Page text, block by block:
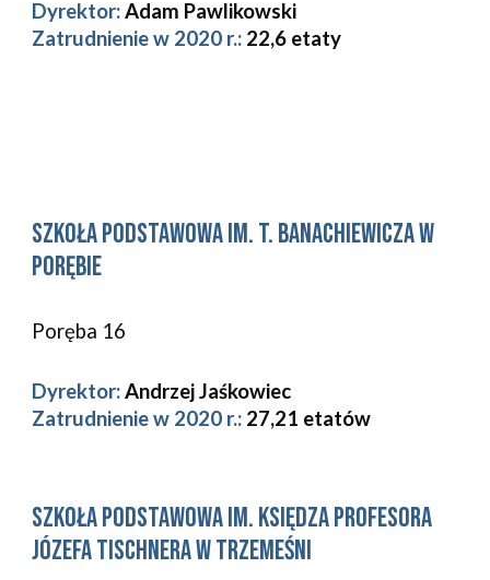
Dyrektor: Adam Pawlikowski
Zatrudnienie w 2020 r.: 22,6 etaty
Szkoła Podstawowa im. T. Banachiewicza w
Porębie
Poręba 16
Dyrektor: Andrzej Jaśkowiec
Zatrudnienie w 2020 r.: 27,21 etatów
Szkoła Podstawowa im. Księdza Profesora
Józefa Tischnera w Trzemeśni